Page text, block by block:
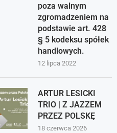
poza walnym
zgromadzeniem na
podstawie art. 428
§ 5 kodeksu spółek
handlowych.
12 lipca 2022
ARTUR LESICKI
TRIO | Z JAZZEM
PRZEZ POLSKĘ
18 czerwca 2026